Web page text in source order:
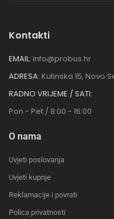
Kontakti
EMAIL: info@probus.hr
ADRESA: Kutinska 15, Novo
RADNO VRIJEME / SATI:
Pon - Pet / 8:00 - 16:00
O nama
Uvjeti poslovanja
Uvjeti kupnje
Reklamacije i povrati
Polica privatnosti